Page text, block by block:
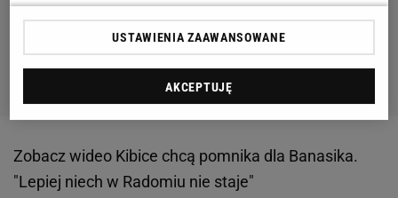
Zobacz wideo Kibice chcą pomnika dla Banasika.
"Lepiej niech w Radomiu nie staje"
USTAWIENIA ZAAWANSOWANE
AKCEPTUJĘ